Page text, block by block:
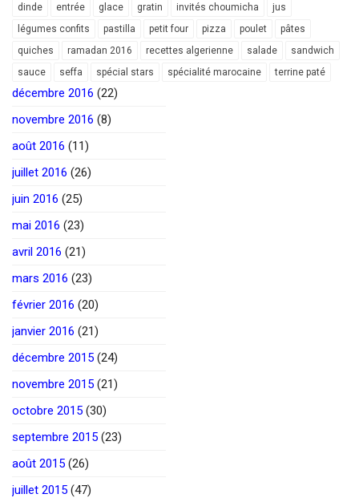
dinde entrée glace gratin invités choumicha
jus
légumes confits
pastilla petit four pizza poulet
pâtes
quiches
ramadan 2016 recettes algerienne salade
sandwich
sauce
seffa spécial stars spécialité marocaine terrine paté
décembre 2016 (22)
novembre 2016 (8)
août 2016 (11)
juillet 2016 (26)
juin 2016 (25)
mai 2016 (23)
avril 2016 (21)
mars 2016 (23)
février 2016 (20)
janvier 2016 (21)
décembre 2015 (24)
novembre 2015 (21)
octobre 2015 (30)
septembre 2015 (23)
août 2015 (26)
juillet 2015 (47)